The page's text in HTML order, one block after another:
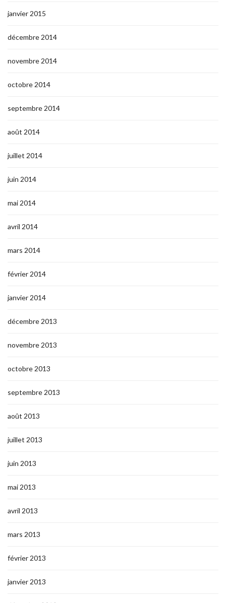
janvier 2015
décembre 2014
novembre 2014
octobre 2014
septembre 2014
août 2014
juillet 2014
juin 2014
mai 2014
avril 2014
mars 2014
février 2014
janvier 2014
décembre 2013
novembre 2013
octobre 2013
septembre 2013
août 2013
juillet 2013
juin 2013
mai 2013
avril 2013
mars 2013
février 2013
janvier 2013